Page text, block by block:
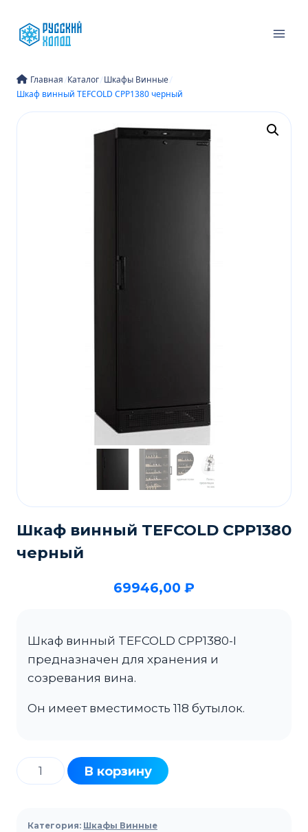
содержимому
Главная/Каталог/Шкафы Винные/
Шкаф винный TEFCOLD CPP1380 черный
Шкаф винный TEFCOLD CPP1380
черный
69946,00 ₽
Шкаф винный TEFCOLD CPP1380-I
предназначен для хранения и
созревания вина.
Он имеет вместимость 118 бутылок.
Количество
товара
винный
В корзину
Категория: Шкафы Винные